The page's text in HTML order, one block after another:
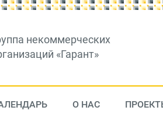
некоммерческих
«Гарант»
О НАС